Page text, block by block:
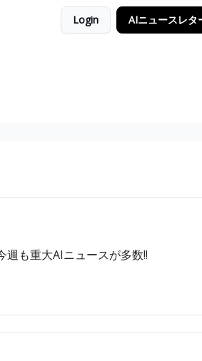
Login AIニュースレタ
も重大AIニュースが多数!!️